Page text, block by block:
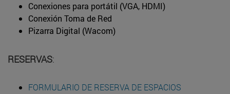
Conexiones para portátil (VGA, HDMI)
Conexión Toma de Red
Pizarra Digital (Wacom)
RESERVAS:
FORMULARIO DE RESERVA DE ESPACIOS